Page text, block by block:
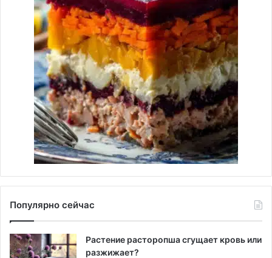
Популярно сейчас
Растение расторопша сгущает кровь или
разжижает?